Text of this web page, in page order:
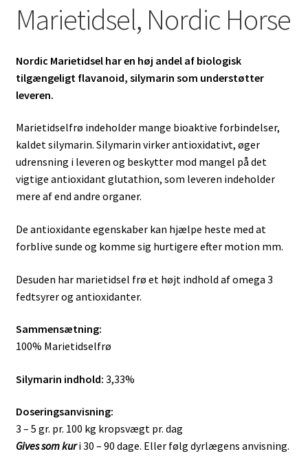
Marietidsel, Nordic Horse
Nordic Marietidsel har en høj andel af biologisk
tilgængeligt flavanoid, silymarin som understøtter
leveren.
Marietidselfrø indeholder mange bioaktive forbindelser,
kaldet silymarin. Silymarin virker antioxidativt, øger
udrensning i leveren og beskytter mod mangel på det
vigtige antioxidant glutathion, som leveren indeholder
mere af end andre organer.
De antioxidante egenskaber kan hjælpe heste med at
forblive sunde og komme sig hurtigere efter motion mm.
Desuden har marietidsel frø et højt indhold af omega 3
fedtsyrer og antioxidanter.
Sammensætning:
100% Marietidselfrø
Silymarin indhold: 3,33%
Doseringsanvisning:
3 – 5 gr. pr. 100 kg kropsvægt pr. dag
Gives som kuri 30 – 90 dage. Eller følg dyrlægens anvisning.